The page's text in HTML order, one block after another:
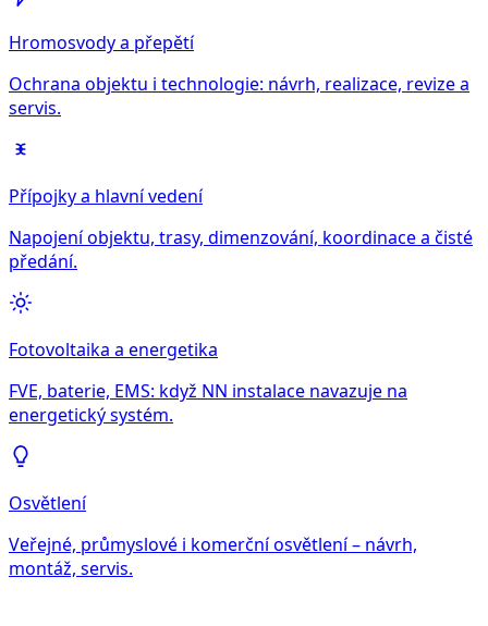
Hromosvody a přepětí
Ochrana objektu i technologie: návrh, realizace, revize a
servis.
Přípojky a hlavní vedení
Napojení objektu, trasy, dimenzování, koordinace a čisté
předání.
Fotovoltaika a energetika
FVE, baterie, EMS: když NN instalace navazuje na
energetický systém.
Osvětlení
Veřejné, průmyslové i komerční osvětlení – návrh,
montáž, servis.